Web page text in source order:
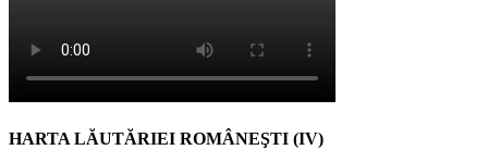
HARTA LĂUTĂRIEI ROMÂNEŞTI (IV)